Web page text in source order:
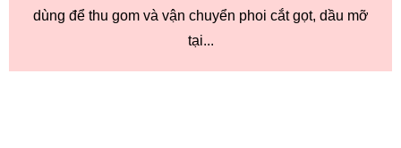
dùng để thu gom và vận chuyển phoi cắt gọt, dầu mỡ
tại...